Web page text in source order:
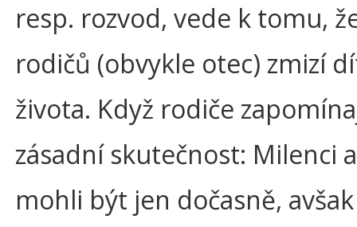
resp. rozvod, vede k tomu,
rodičů (obvykle otec) zmizí
života. Když rodiče
zásadní skutečnost: Milenci
mohli být jen dočasně,